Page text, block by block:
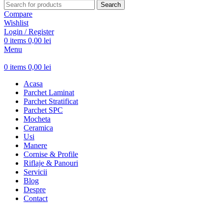
Search
Compare
Wishlist
Login / Register
0 items 0,00 lei
Menu
0 items 0,00 lei
Acasa
Parchet Laminat
Parchet Stratificat
Parchet SPC
Mocheta
Ceramica
Usi
Manere
Cornise & Profile
Riflaje & Panouri
Servicii
Blog
Despre
Contact